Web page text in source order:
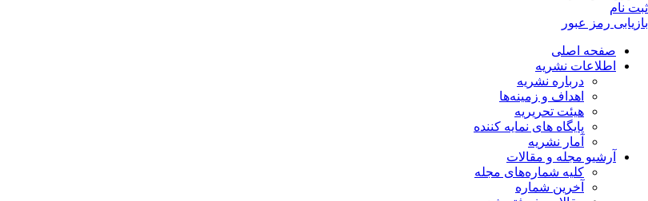
ثبت نام
بازیابی رمز عبور
صفحه اصلی
اطلاعات نشریه
درباره نشریه
اهداف و زمینه‌ها
هیئت تحریریه
پایگاه های نمایه کننده
آمار نشریه
آرشیو مجله و مقالات
کلیه شماره‌های مجله
آخرین شماره